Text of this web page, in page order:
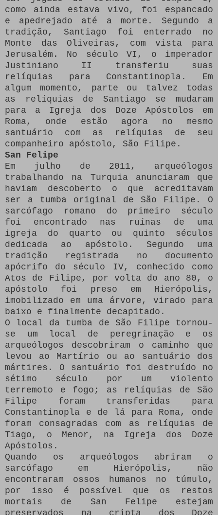
como ainda estava vivo, foi espancado
e apedrejado até a morte.
Segundo a
tradição, Santiago foi enterrado no
Monte das Oliveiras, com vista para
Jerusalém.
No século VI, o imperador
Justiniano II transferiu suas
relíquias para Constantinopla.
Em
algum momento, parte ou talvez todas
as relíquias de Santiago se mudaram
para a Igreja dos Doze Apóstolos em
Roma, onde estão agora no mesmo
santuário com as relíquias de seu
companheiro apóstolo, São Filipe.
San Felipe
Em julho de 2011, arqueólogos
trabalhando na Turquia anunciaram que
haviam descoberto o que acreditavam
ser a tumba original de São Filipe.
O
sarcófago romano do primeiro século
foi encontrado nas ruínas de uma
igreja do quarto ou quinto séculos
dedicada ao apóstolo.
Segundo uma
tradição registrada no documento
apócrifo do século IV, conhecido como
Atos de Filipe, por volta do ano 80, o
apóstolo foi preso em Hierópolis,
imobilizado em uma árvore, virado para
baixo e finalmente decapitado.
O local da tumba de São Filipe tornou-
se um local de peregrinação e os
arqueólogos descobriram o caminho que
levou ao Martírio ou ao santuário dos
mártires.
O santuário foi destruído no
sétimo século por um violento
terremoto e fogo;
as relíquias de São
Filipe foram transferidas para
Constantinopla e de lá para Roma, onde
foram consagradas com as relíquias de
Tiago, o Menor, na Igreja dos Doze
Apóstolos.
Quando os arqueólogos abriram o
sarcófago em Hierópolis, não
encontraram ossos humanos no túmulo,
por isso é possível que os restos
mortais de San Felipe estejam
preservados na cripta dos Doze